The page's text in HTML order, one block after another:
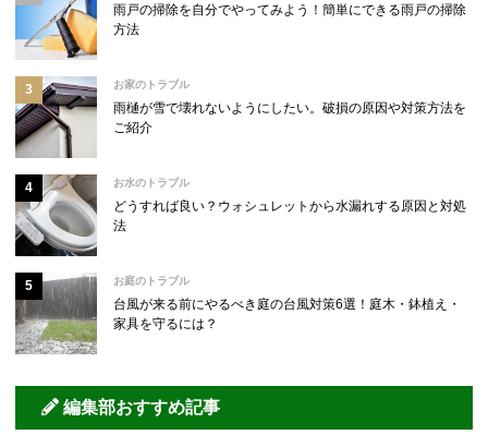
雨戸の掃除を自分でやってみよう！簡単にできる雨戸の掃除
方法
お家のトラブル
雨樋が雪で壊れないようにしたい。破損の原因や対策方法を
ご紹介
お水のトラブル
どうすれば良い？ウォシュレットから水漏れする原因と対処
法
お庭のトラブル
台風が来る前にやるべき庭の台風対策6選！庭木・鉢植え・
家具を守るには？
編集部おすすめ記事